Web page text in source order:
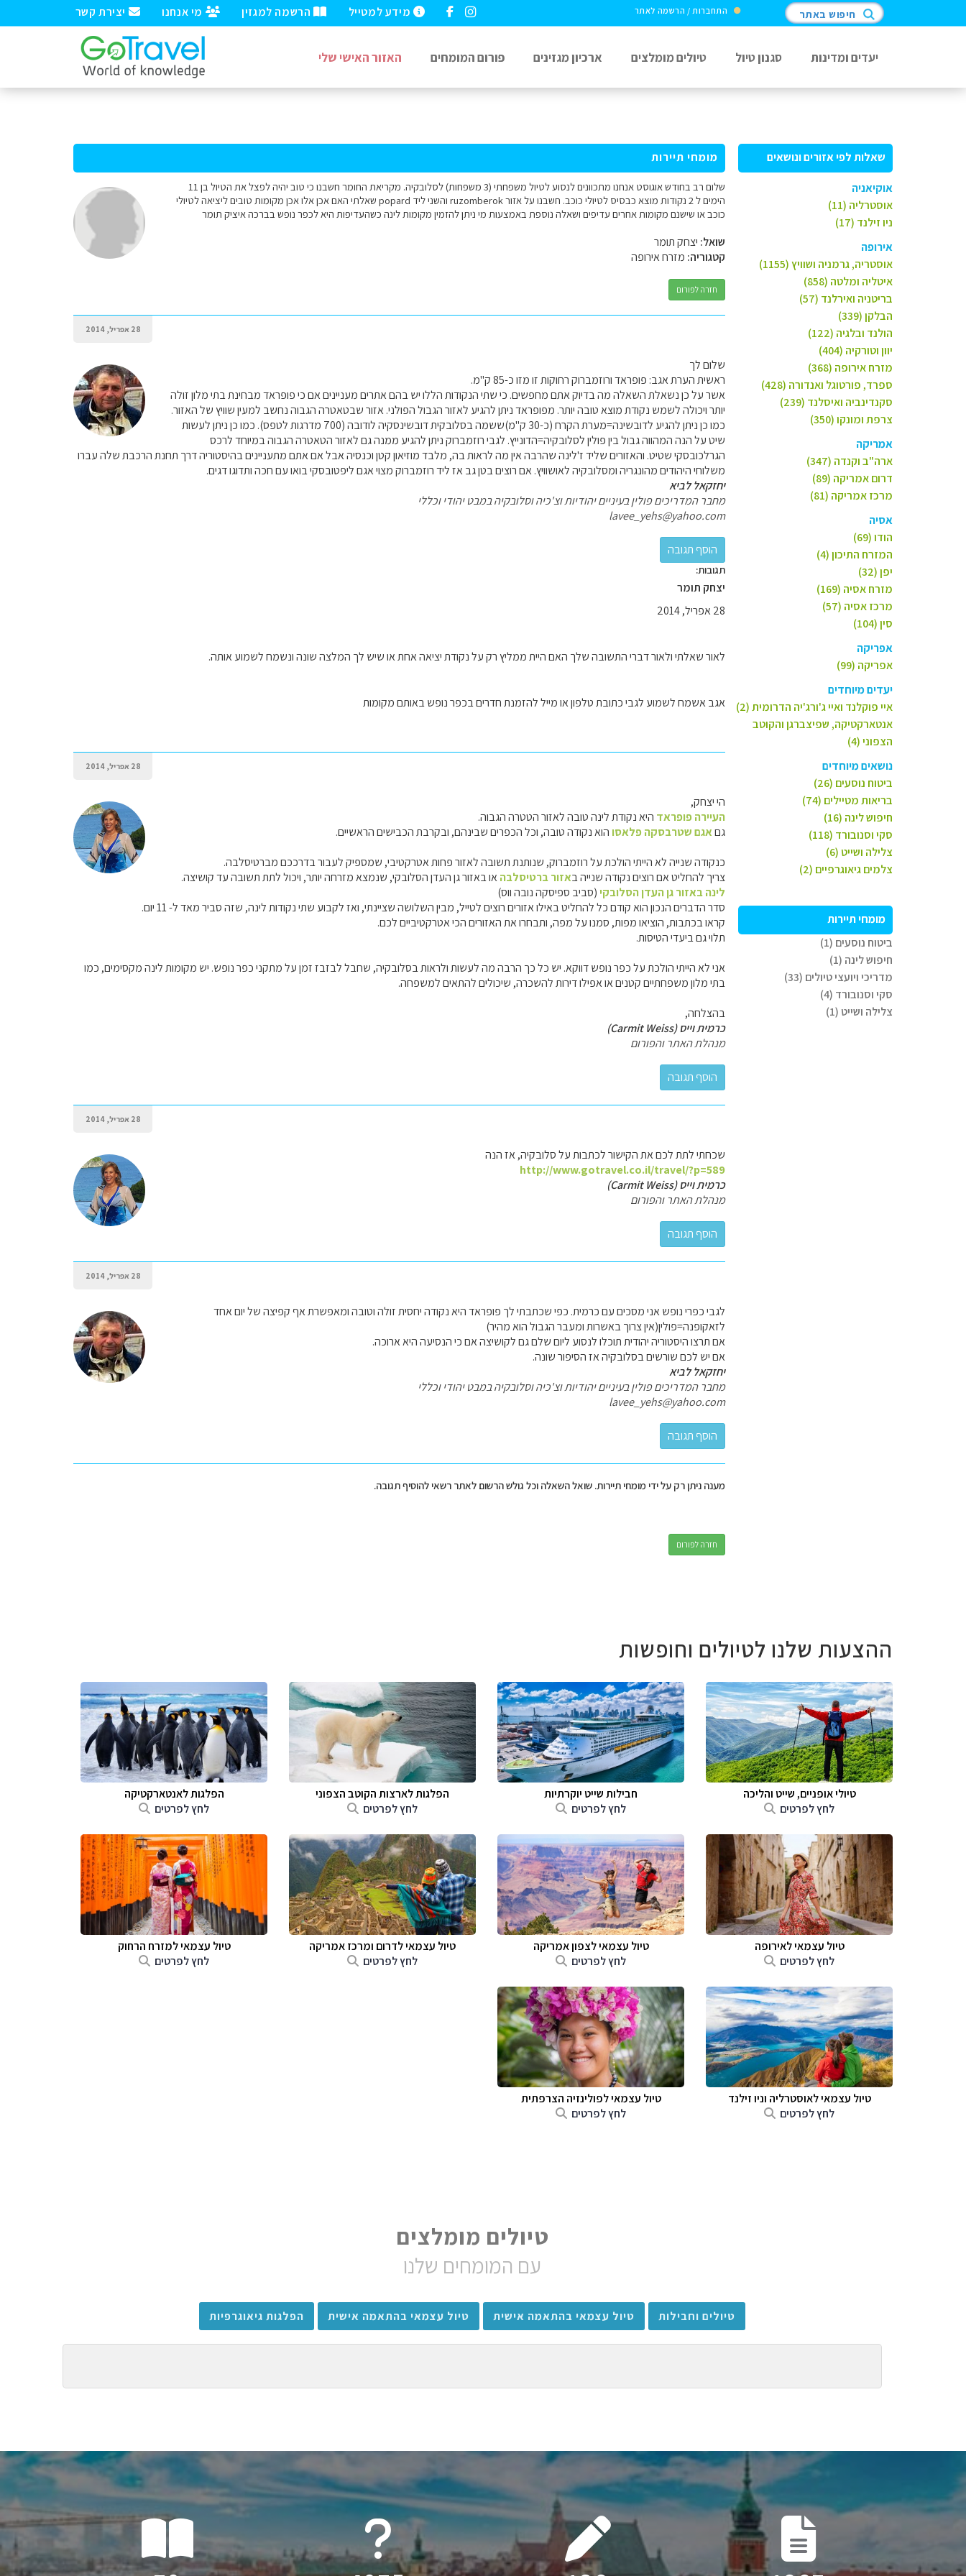
יצירת קשר מי אנחנו הרשמה למגזין מידע למטייל התחברות / הרשמה לאתר חיפוש באתר
יעדים ומדינות סגנון טיול טיולים מומלצים ארכיון מגזינים פורום המומחים האזור האישי שלי
שאלות לפי אזורים ונושאים
אוקיאניה
אוסטרליה (11)
ניו זילנד (17)
אירופה
אוסטריה, גרמניה ושוויץ (1155)
איטליה ומלטה (858)
בריטניה ואירלנד (57)
הבלקן (339)
הולנד ובלגיה (122)
יוון וטורקיה (404)
מזרח אירופה (368)
ספרד, פורטוגל ואנדורה (428)
סקנדינביה ואיסלנד (239)
צרפת ומונקו (350)
אמריקה
ארה"ב וקנדה (347)
דרום אמריקה (89)
מרכז אמריקה (81)
אסיה
הודו (69)
המזרח התיכון (4)
יפן (32)
מזרח אסיה (169)
מרכז אסיה (57)
סין (104)
אפריקה
אפריקה (99)
יעדים מיוחדים
איי פוקלנד ואיי ג'ורג'יה הדרומית (2)
אנטארקטיקה, שפיצברגן והקוטב
הצפוני (4)
נושאים מיוחדים
ביטוח נוסעים (26)
בריאות מטיילים (74)
חיפוש לינה (16)
סקי וסנובורד (118)
צלילה ושייט (6)
צלמים גיאוגרפיים (2)
מומחי תיירות
ביטוח נוסעים (1)
חיפוש לינה (1)
מדריכי ויועצי טיולים (33)
סקי וסנובורד (4)
צלילה ושייט (1)
מומחי תיירות
שלום רב בחודש אוגוסט אנחנו מתכוונים לנסוע לטיול משפחתי (3 משפחות) לסלובקיה. מקריאת החומר חשבנו כי טוב יהיה לפצל את הטיול בן 11
הימים ל 2 נקודות מוצא כבסיס לטיולי כוכב. חשבנו על אזור ruzomberok והשני ליד popard שאלתי האם אכן אלו אכן מקומות טובים ליציאה לטיולי
כוכב או שישנם מקומות אחרים עדיפים ושאלה נוספת באמצעות מי ניתן להזמין מקומות לינה כשהעדיפות היא לכפר נופש בברכה איציק תומר
שואל: יצחק תומר
קטגוריה: מזרח אירופה
חזרה לפורום
28 אפריל, 2014
שלום לך
ראשית הערת אגב: פופראד ורוזמברוק רחוקות זו מזו כ-85 ק"מ.
אשר על כן נשאלת השאלה מה בדיוק אתם מחפשים. כי שתי הנקודות הללו יש בהם אתרים מעניינים אם כי פופראד מבחינת בתי מלון זולה
יותר ויכולה לשמש נקודת מוצא טובה יותר. מפופראד ניתן להגיע לאזור הגבול הפולני. אזור שבטאטרה הגבוה נחשב למעין שוויץ של האזור.
כמו כן ניתן להגיע לדובשינה=מערת הקרח (כ-30 ק"מ)ששמה בסלובקית דובשינסקיה לודובה (700 מדרגות לטפס). כמו כן ניתן לעשות
שיט על הנה המהווה גבול בין פולין לסלובקיה=הדונייץ. לגבי רוזמברוק ניתן להגיע ממנה גם לאזור הטאטרה הגבוה במיוחד לרכס
הגרלכובסקי שטיט. והאזורים שליד ז'לינה שהרבה אין מה לראות בה, מלבד מוזיאון קטן וכנסיה אבל אם אתם מתעניינים בהיסטוריה דרך תחנת הרכבת שלה עברו
משלוחי היהודים מהונגריה ומסלובקיה לאושוויץ. אם רוצים בטן גב אז ליד רוזמברוק מצוי אגם ליפטובסקי בואו עם חכה ותדוגו דגים.
יחזקאל לביא
מחבר המדריכים פולין בעיניים יהודיות וצ'כיה וסלובקיה במבט יהודי וכללי
lavee_yehs@yahoo.com
תגובות:
יצחק תומר
28 אפריל, 2014
לאור שאלתי ולאור דברי התשובה שלך האם היית ממליץ רק על נקודת יציאה אחת או שיש לך המלצה שונה ונשמח לשמוע אותה.
אגב אשמח לשמוע לגבי כתובת טלפון או מייל להזמנת חדרים בכפר נופש באותם מקומות
28 אפריל, 2014
הי יצחק,
העיירה פופראד היא נקודת לינה טובה לאזור הטטרה הגבוה.
גםאגם שטרבסקה פלאסו הוא נקודה טובה, וכל הכפרים שבינהם, ובקרבת הכבישים הראשיים.
כנקודה שנייה לא הייתי הולכת על רוזמברוק, שנותנת תשובה לאזור פחות אטרקטיבי, שמספיק לעבור בדרככם מברטיסלבה.
צריך להחליט אם רוצים נקודה שנייה באזור ברטיסלבהאו באזור גן העדן הסלובקי, שנמצא מזרחה יותר, ויכול לתת תשובה עד קושיצה.
לינה באזור גן העדן הסלובקי (סביב ספיסקה נובה ווס)
סדר הדברים הנכון הוא קודם כל להחליט באילו אזורים רוצים לטייל, מבין השלושה שציינתי, ואז לקבוע שתי נקודות לינה, שזה סביר מאד ל- 11 יום.
קראו בכתבות, הוציאו מפות, סמנו על מפה, ותבחרו את האזורים הכי אטרקטיביים לכם.
תלוי גם ביעדי הטיסות.
אני לא הייתי הולכת על כפר נופש דווקא. יש כל כך הרבה מה לעשות ולראות בסלובקיה, שחבל לבזבז זמן על מתקני כפר נופש. יש מקומות לינה מקסימים, כמו
בתי מלון משפחתיים קטנים או אפילו דירות להשכרה, שיכולים להתאים למשפחה.
בהצלחה,
כרמית וייס (Carmit Weiss)
מנהלת האתר והפורום
28 אפריל, 2014
שכחתי לתת לכם את הקישור לכתבות על סלובקיה, אז הנה
http://www.gotravel.co.il/travel/?p=589
כרמית וייס (Carmit Weiss)
מנהלת האתר והפורום
28 אפריל, 2014
לגבי כפרי נופש אני מסכים עם כרמית. כפי שכתבתי לך פופראד היא נקודה יחסית זולה וטובה ומאפשרת אף קפיצה של יום אחד
לזאקופנה=פולין(אין צרוך באשרות ומעבר הגבול הוא מהיר)
אם תרצו היסטוריה יהודית תוכלו לנסוע ליום שלם גם לקושיצה אם כי הנסיעה היא ארוכה.
אם יש לכם שורשים בסלובקיה אז הסיפור שונה.
יחזקאל לביא
מחבר המדריכים פולין בעיניים יהודיות וצ'כיה וסלובקיה במבט יהודי וכללי
lavee_yehs@yahoo.com
מענה ניתן רק על ידי מומחי תיירות. שואל השאלה וכל גולש הרשום לאתר רשאי להוסיף תגובה.
חזרה לפורום
ההצעות שלנו לטיולים וחופשות
טיולי אופניים, שייט והליכה
לחץ לפרטים
חבילות שייט יוקרתיות
לחץ לפרטים
הפלגות לארצות הקוטב הצפוני
לחץ לפרטים
הפלגות לאנטארקטיקה
לחץ לפרטים
טיול עצמאי לאירופה
לחץ לפרטים
טיול עצמאי לצפון אמריקה
לחץ לפרטים
טיול עצמאי לדרום ומרכז אמריקה
לחץ לפרטים
טיול עצמאי למזרח הרחוק
לחץ לפרטים
טיול עצמאי לאוסטרליה וניו זילנד
לחץ לפרטים
טיול עצמאי לפולינזיה הצרפתית
לחץ לפרטים
טיולים מומלצים
עם המומחים שלנו
טיולים וחבילות טיול עצמאי בהתאמה אישית טיול עצמאי בהתאמה אישית הפלגות גיאוגרפיות